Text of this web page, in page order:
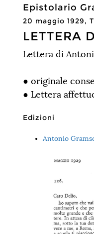
Epistolario
20 maggio 1929,
LETTERA
Lettera di
● originale
● Lettera
Edizioni
Antonio